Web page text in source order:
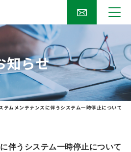
知らせ
テムメンテナンスに伴うシステム一時停止について
伴うシステム一時停止について